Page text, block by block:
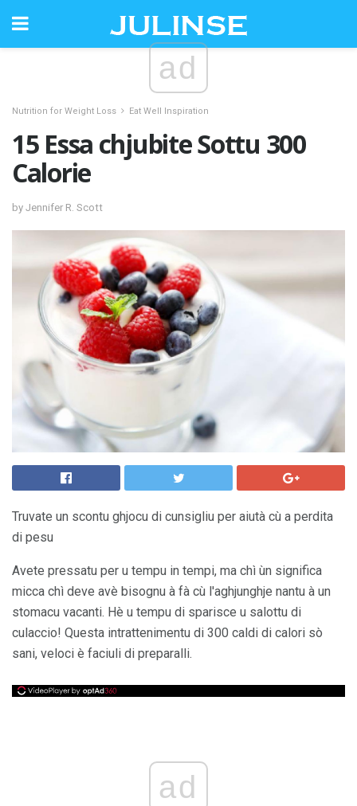
ad
Nutrition for Weight Loss Eat Well Inspiration
15 Essa chjubite Sottu 300
Calorie
by Jennifer R. Scott
Truvate un scontu ghjocu di cunsigliu per aiutà cù a perdita
di pesu
Avete pressatu per u tempu in tempi, ma chì ùn significa
micca chì deve avè bisognu à fà cù l'aghjunghje nantu à un
stomacu vacanti. Hè u tempu di sparisce u salottu di
culaccio! Questa intrattenimentu di 300 caldi di calori sò
sani, veloci è faciuli di preparalli.
ad